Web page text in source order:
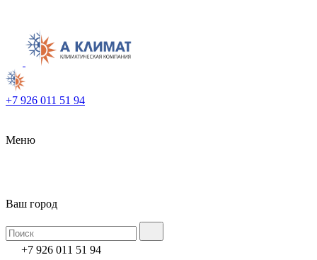
+7 926 011 51 94
Меню
Ваш город
+7 926 011 51 94